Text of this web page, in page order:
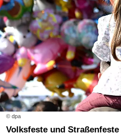
© dpa
Volksfeste und Straßenfeste